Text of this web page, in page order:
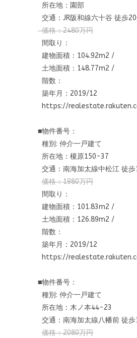
所在地：園部
交通：JR阪和線六十谷 徒歩
価格：2480万円
間取り：
建物面積：104.92m2 /
土地面積：148.77m2 /
階数：
築年月：2019/12
https://
■物件番号：
種別: 仲介一戸建て
所在地：榎原150-37
交通：南海加太線中松江 徒
価格：1980万円
間取り：
建物面積：101.83m2 /
土地面積：126.89m2 /
階数：
築年月：2019/12
https://
■物件番号：
種別: 仲介一戸建て
所在地：木ノ本44-23
交通：南海加太線八幡前 徒
価格：2080万円